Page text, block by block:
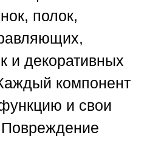
полок,
и декоративных
компонент
и свои